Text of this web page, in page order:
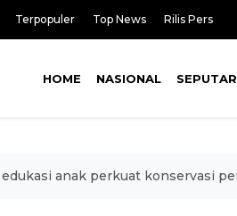
Terpopuler Top News Rilis Pers
HOME NASIONAL
edukasi anak perkuat konservasi